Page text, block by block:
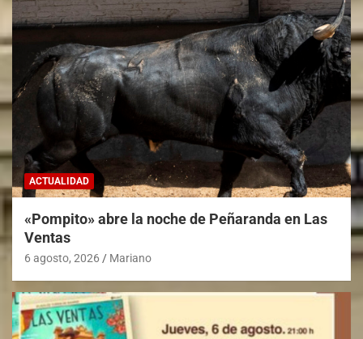
ACTUALIDAD
«Pompito» abre la noche de Peñaranda en Las
Ventas
6 agosto, 2026 Mariano